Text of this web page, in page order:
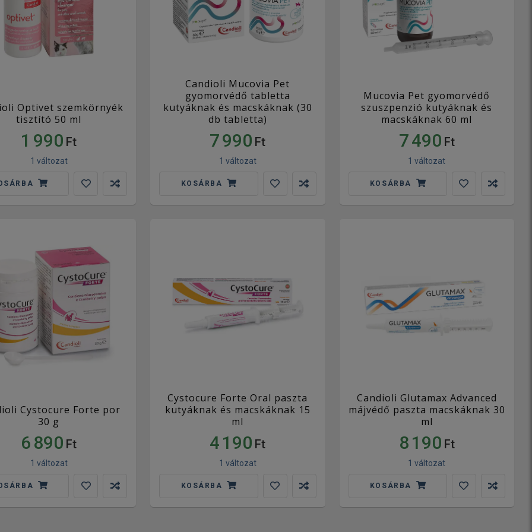
Optivet szemkörnyék
tisztító 50 ml
1 990 Ft
1 változat
Candioli Mucovia Pet
gyomorvédő tabletta
kutyáknak és macskáknak (30
db tabletta)
7 990 Ft
1 változat
KOSÁRBA
Mucovia Pet gyomorvédő
szuszpenzió kutyáknak és
macskáknak 60 ml
7 490 Ft
1 változat
KOSÁRBA
Cystocure Forte por
30 g
6 890 Ft
1 változat
Cystocure Forte Oral paszta
kutyáknak és macskáknak 15
ml
4 190 Ft
1 változat
KOSÁRBA
Candioli Glutamax Advanced
májvédő paszta macskáknak 30
ml
8 190 Ft
1 változat
KOSÁRBA